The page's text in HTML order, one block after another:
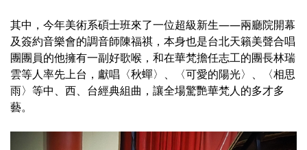
其中，今年美術系碩士班來了一位超級新生——兩廳院開幕
及簽約音樂會的調音師陳福祺，本身也是台北天籟美聲合唱
團團員的他擁有一副好歌喉，和在華梵擔任志工的團長林瑞
雲等人率先上台，獻唱〈秋蟬〉、〈可愛的陽光〉、〈相思
雨〉等中、西、台經典組曲，讓全場驚艷華梵人的多才多
藝。